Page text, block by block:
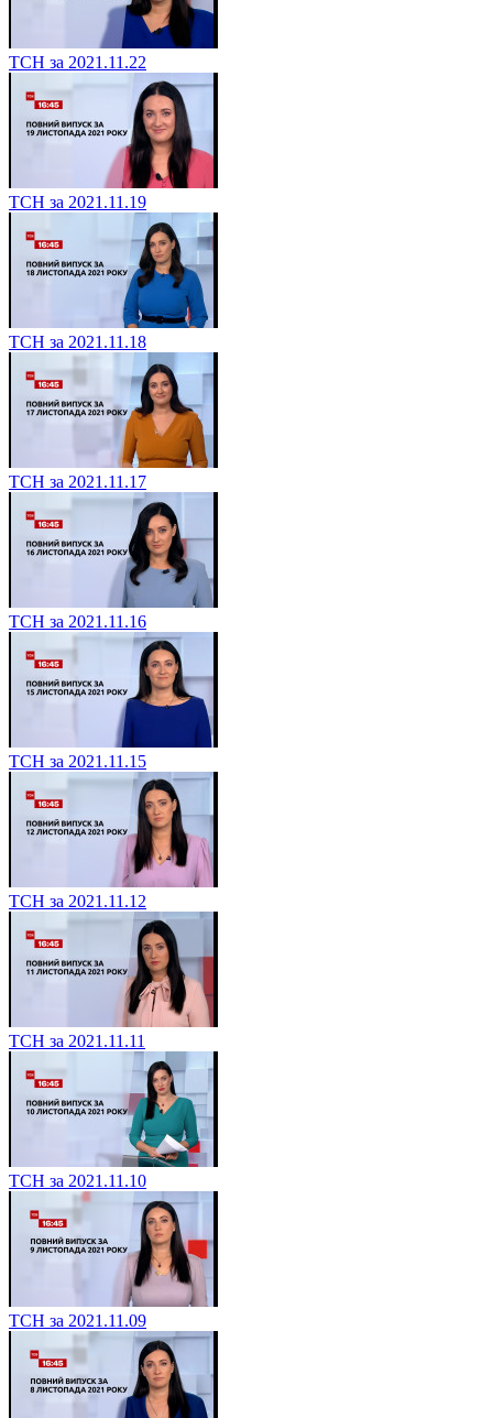
ТСН за 2021.11.22
ТСН за 2021.11.19
ТСН за 2021.11.18
ТСН за 2021.11.17
ТСН за 2021.11.16
ТСН за 2021.11.15
ТСН за 2021.11.12
ТСН за 2021.11.11
ТСН за 2021.11.10
ТСН за 2021.11.09